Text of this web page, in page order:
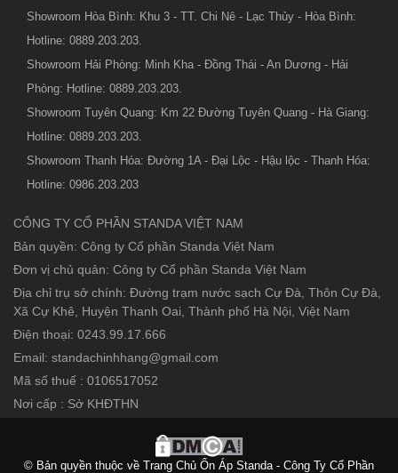
Showroom Hòa Bình: Khu 3 - TT. Chi Nê - Lạc Thủy - Hòa Bình:
Hotline: 0889.203.203.
Showroom Hải Phòng: Minh Kha - Đồng Thái - An Dương - Hải
Phòng: Hotline: 0889.203.203.
Showroom Tuyên Quang: Km 22 Đường Tuyên Quang - Hà Giang:
Hotline: 0889.203.203.
Showroom Thanh Hóa: Đường 1A - Đại Lộc - Hậu lộc - Thanh Hóa:
Hotline: 0986.203.203
CÔNG TY CỔ PHẦN STANDA VIỆT NAM
Bản quyền: Công ty Cổ phần Standa Việt Nam
Đơn vị chủ quản: Công ty Cổ phần Standa Việt Nam
Địa chỉ trụ sở chính: Đường trạm nước sạch Cự Đà, Thôn Cự Đà,
Xã Cự Khê, Huyện Thanh Oai, Thành phố Hà Nội, Việt Nam
Điện thoại: 0243.99.17.666
Email: standachinhhang@gmail.com
Mã số thuế : 0106517052
Nơi cấp : Sở KHĐTHN
© Bản quyền thuộc về Trang Chủ Ổn Áp Standa - Công Ty Cổ Phần